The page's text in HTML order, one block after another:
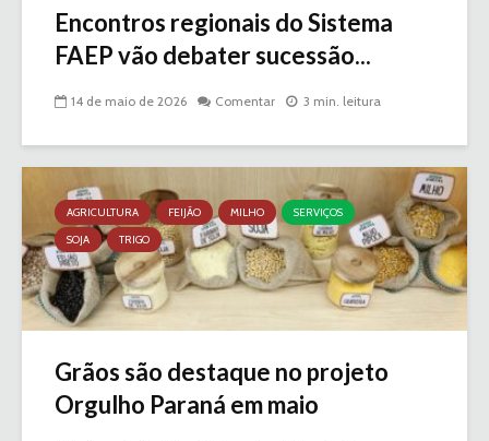
Encontros regionais do Sistema
FAEP vão debater sucessão...
14 de maio de 2026 Comentar 3 min. leitura
AGRICULTURA FEIJÃO MILHO
SERVIÇOS
SOJA
TRIGO
Grãos são destaque no projeto
Orgulho Paraná em maio